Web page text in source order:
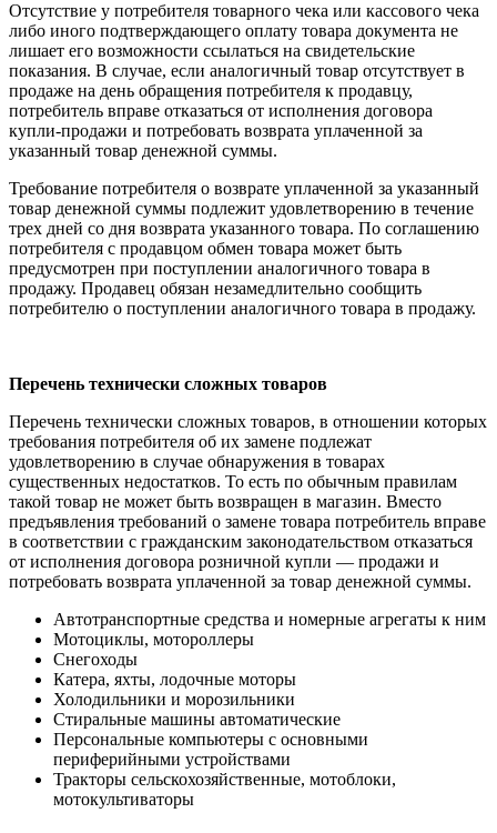
Отсутствие у потребителя товарного чека или кассового чека
либо иного подтверждающего оплату товара документа не
лишает его возможности ссылаться на свидетельские
показания. В случае, если аналогичный товар отсутствует в
продаже на день обращения потребителя к продавцу,
потребитель вправе отказаться от исполнения договора
купли-продажи и потребовать возврата уплаченной за
указанный товар денежной суммы.
Требование потребителя о возврате уплаченной за указанный
товар денежной суммы подлежит удовлетворению в течение
трех дней со дня возврата указанного товара. По соглашению
потребителя с продавцом обмен товара может быть
предусмотрен при поступлении аналогичного товара в
продажу. Продавец обязан незамедлительно сообщить
потребителю о поступлении аналогичного товара в продажу.
Перечень технически сложных товаров
Перечень технически сложных товаров, в отношении которых
требования потребителя об их замене подлежат
удовлетворению в случае обнаружения в товарах
существенных недостатков. То есть по обычным правилам
такой товар не может быть возвращен в магазин. Вместо
предъявления требований о замене товара потребитель вправе
в соответствии с гражданским законодательством отказаться
от исполнения договора розничной купли — продажи и
потребовать возврата уплаченной за товар денежной суммы.
Автотранспортные средства и номерные агрегаты к ним
Мотоциклы, мотороллеры
Снегоходы
Катера, яхты, лодочные моторы
Холодильники и морозильники
Стиральные машины автоматические
Персональные компьютеры с основными
периферийными устройствами
Тракторы сельскохозяйственные, мотоблоки,
мотокультиваторы